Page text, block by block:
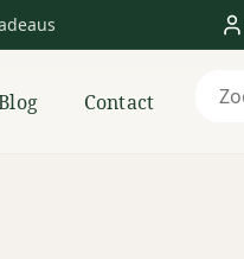
Contact